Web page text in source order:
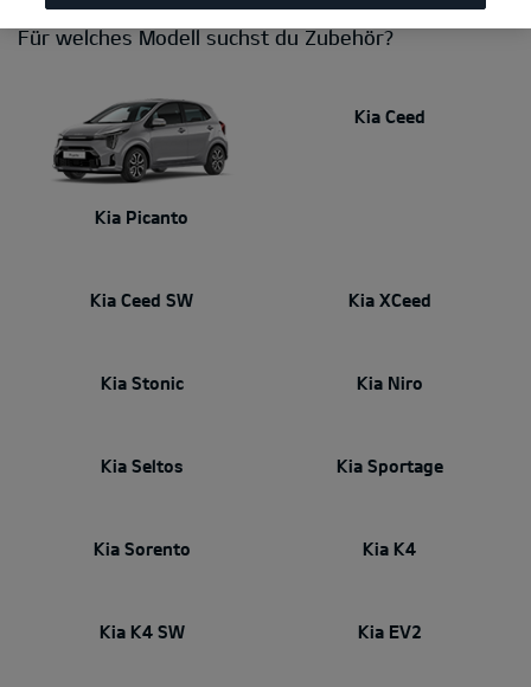
Für welches Modell suchst du Zubehör?
Kia Picanto
Kia Ceed
Kia Ceed SW Kia XCeed
Kia Stonic Kia Niro
Kia Seltos Kia Sportage
Kia Sorento Kia K4
Kia K4 SW Kia EV2